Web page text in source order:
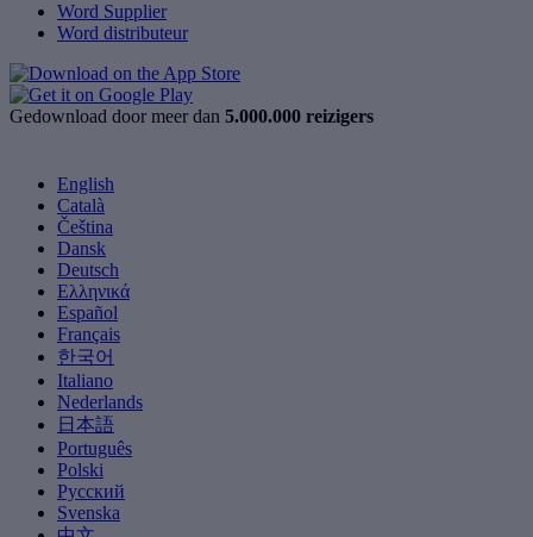
Word Supplier
Word distributeur
Gedownload door meer dan 5.000.000 reizigers
English
Català
Čeština
Dansk
Deutsch
Ελληνικά
Español
Français
한국어
Italiano
Nederlands
日本語
Português
Polski
Русский
Svenska